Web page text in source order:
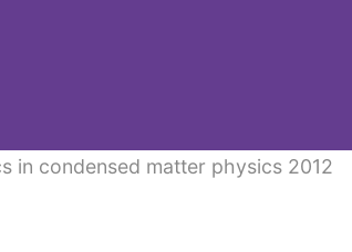
in condensed matter physics 2012